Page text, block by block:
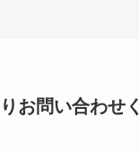
お問い合わせく